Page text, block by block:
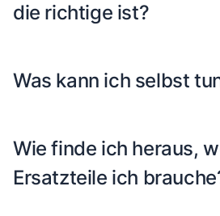
die richtige ist?
Was kann ich selbst
Wie finde ich heraus,
Ersatzteile ich